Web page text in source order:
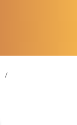
/